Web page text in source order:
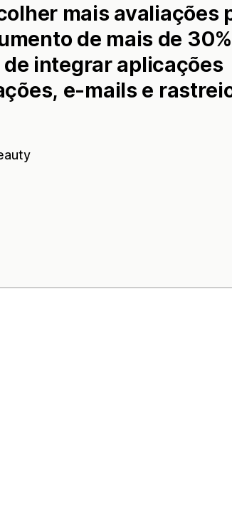
mais avaliações
de mais de 30%
integrar aplicações
e-mails e